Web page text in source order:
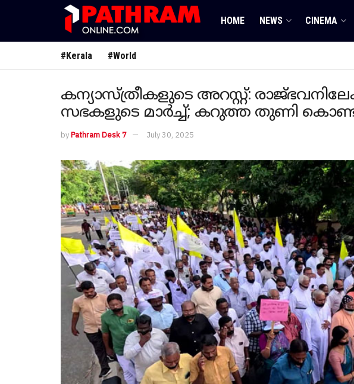
HOME NEWS CINEMA
#Kerala #World
കന്യാസ്ത്രീകളുടെ അറസ്റ്റ്:
സഭകളുടെ മാർച്ച്; കറുത്ത തുണി കൊണ്ട്
byPathram Desk 7 July 30, 2025